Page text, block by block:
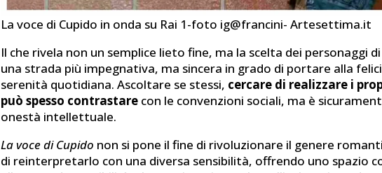
La voce di Cupido in onda su Rai 1-foto ig@francini- Artesettima.it
Il che rivela non un semplice lieto fine, ma la scelta dei personaggi
una strada più impegnativa, ma sincera in grado di portare alla
serenità quotidiana. Ascoltare se stessi, cercare di realizzare i
può spesso contrastare con le convenzioni sociali, ma è
onestà intellettuale.
La voce di Cupido non si pone il fine di rivoluzionare il genere
di reinterpretarlo con una diversa sensibilità, offrendo uno spazio